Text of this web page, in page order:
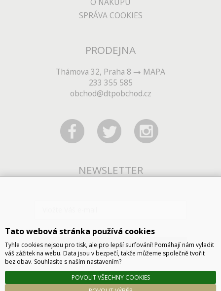
O NÁKUPU
SPRÁVA COOKIES
PRODEJNA
Thámova 32, Praha 8
MAPA
233 355 585
obchod@dtpobchod.cz
NEWSLETTER
ODESLAT
Tato webová stránka používá cookies
Tyhle cookies nejsou pro tisk, ale pro lepší surfování! Pomáhají nám vyladit
váš zážitek na webu. Data jsou v bezpečí, takže můžeme společně tvořit
bez obav. Souhlasíte s naším nastavením?
POVOLIT VŠECHNY COOKIES